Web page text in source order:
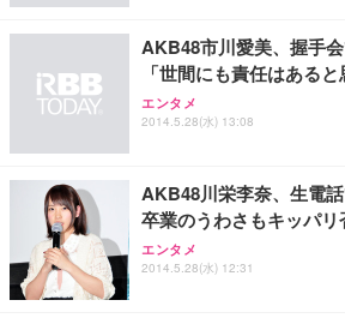
AKB48市川愛美、握手
「世間にも責任はあると
エンタメ
2014.5.28(水) 13:08
AKB48川栄李奈、生電
卒業のうわさもキッパリ
エンタメ
2014.5.28(水) 12:31